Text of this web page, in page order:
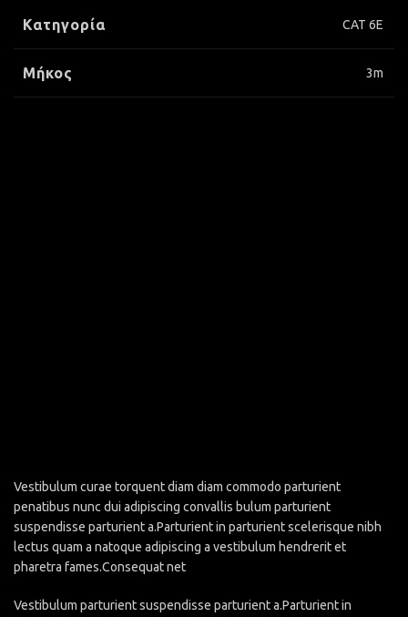
Κατηγορία CAT 6E
Μήκος 3m
Vestibulum curae torquent diam diam commodo parturient
penatibus nunc dui adipiscing convallis bulum parturient
suspendisse parturient a.Parturient in parturient scelerisque nibh
lectus quam a natoque adipiscing a vestibulum hendrerit et
pharetra fames.Consequat net
Vestibulum parturient suspendisse parturient a.Parturient in